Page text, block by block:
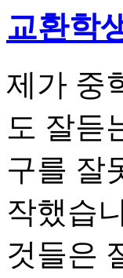
교환학
제가 중
도 잘듣
구를 잘
작했습
것들은